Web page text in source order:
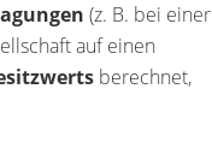
(z. B. bei einer
auf einen
berechnet,